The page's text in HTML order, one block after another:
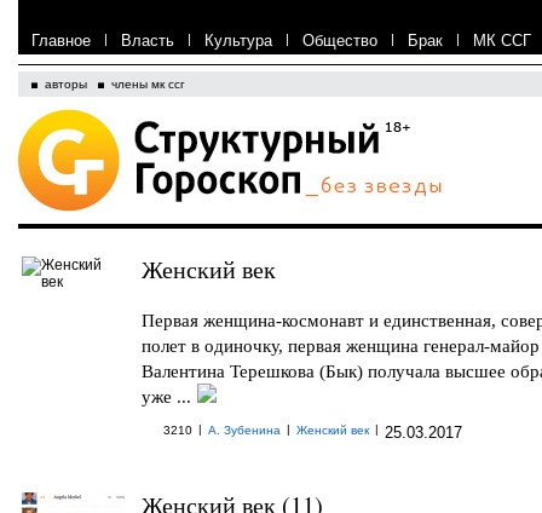
Главное | Власть | Культура | Общество | Брак | МК ССГ
авторы члены мк ссг
Женский век
Первая женщина-космонавт и единственная,
полет в одиночку, первая женщина генерал-майор
Валентина Терешкова (Бык) получала высшее
уже ...
3210 | А. Зубенина | Женский век | 25.03.2017
Женский век (11)